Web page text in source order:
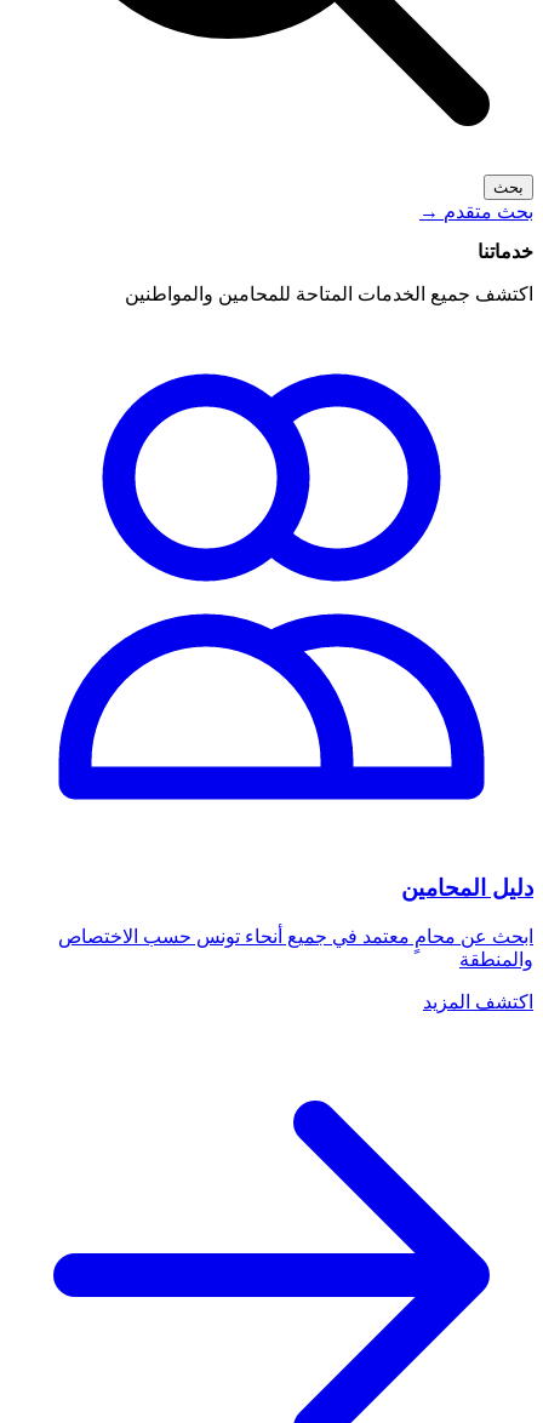
بحث
بحث متقدم →
خدماتنا
اكتشف جميع الخدمات المتاحة للمحامين والمواطنين
دليل المحامين
ابحث عن محامٍ معتمد في جميع أنحاء تونس حسب الاختصاص
والمنطقة
اكتشف المزيد